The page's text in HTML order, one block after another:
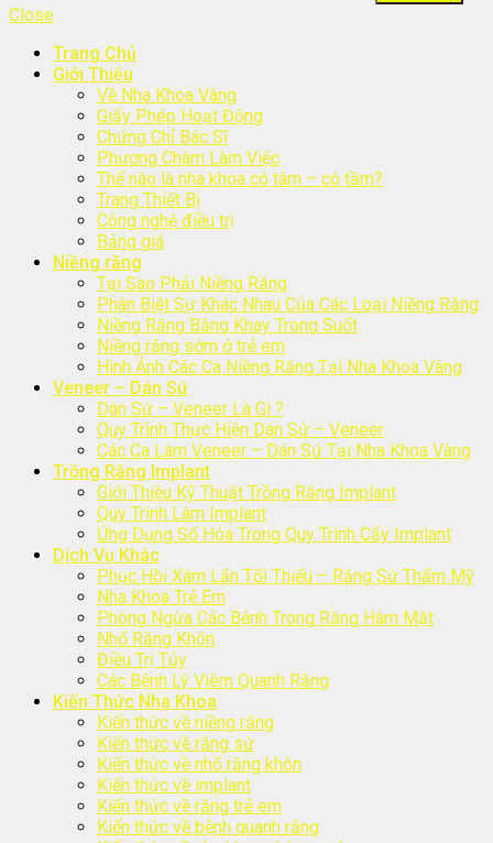
Close
Trang Chủ
Giới Thiệu
Về Nha Khoa Vàng
Giấy Phép Hoạt Động
Chứng Chỉ Bác Sĩ
Phương Châm Làm Việc
Thế nào là nha khoa có tâm – có tầm?
Trang Thiết Bị
Công nghệ điều trị
Bảng giá
Niềng răng
Tại Sao Phải Niềng Răng
Phân Biệt Sự Khác Nhau Của Các Loại Niềng Răng
Niềng Răng Bằng Khay Trong Suốt
Niềng răng sớm ở trẻ em
Hình Ảnh Các Ca Niềng Răng Tại Nha Khoa Vàng
Veneer – Dán Sứ
Dán Sứ – Veneer Là Gì ?
Quy Trình Thực Hiện Dán Sứ – Veneer
Các Ca Làm Veneer – Dán Sứ Tại Nha Khoa Vàng
Trồng Răng Implant
Giới Thiệu Kỹ Thuật Trồng Răng Implant
Quy Trình Làm Implant
Ứng Dụng Số Hóa Trong Quy Trình Cấy Implant
Dịch Vụ Khác
Phục Hồi Xâm Lấn Tối Thiểu – Răng Sứ Thẩm Mỹ
Nha Khoa Trẻ Em
Phòng Ngừa Các Bệnh Trong Răng Hàm Mặt
Nhổ Răng Khôn
Điều Trị Tủy
Các Bệnh Lý Viêm Quanh Răng
Kiến Thức Nha Khoa
Kiến thức về niềng răng
Kiến thức về răng sứ
Kiến thức về nhổ răng khôn
Kiến thức về implant
Kiến thức về răng trẻ em
Kiến thức về bệnh quanh răng